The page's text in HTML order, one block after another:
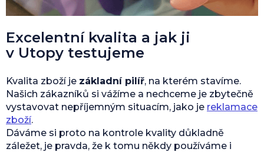
Excelentní kvalita a jak ji
v Utopy testujeme
Kvalita zboží je základní pilíř, na kterém stavíme.
Našich zákazníků si vážíme a nechceme je zbytečně
vystavovat nepříjemným situacím, jako je reklamace
zboží.
Dáváme si proto na kontrole kvality důkladně
záležet, je pravda, že k tomu někdy používáme i